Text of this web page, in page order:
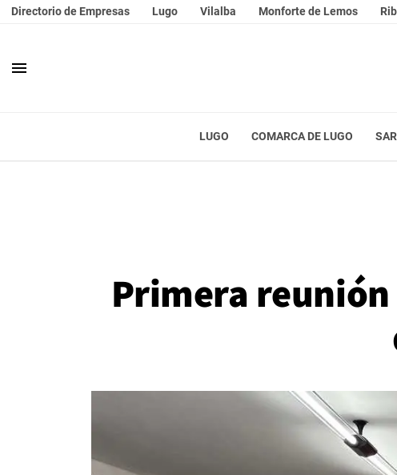
Directorio de Empresas Lugo Vilalba Monforte de Lemos
menu
LUGO COMARCA DE LUGO
Primera